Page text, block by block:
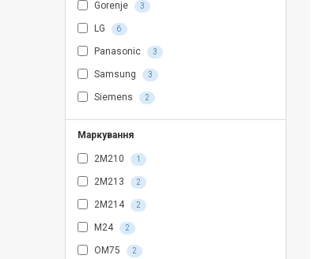
Gorenje 3
LG 6
Panasonic 3
Samsung 3
Siemens 2
Маркування
2M210 1
2M213 2
2M214 2
M24 2
OM75 2